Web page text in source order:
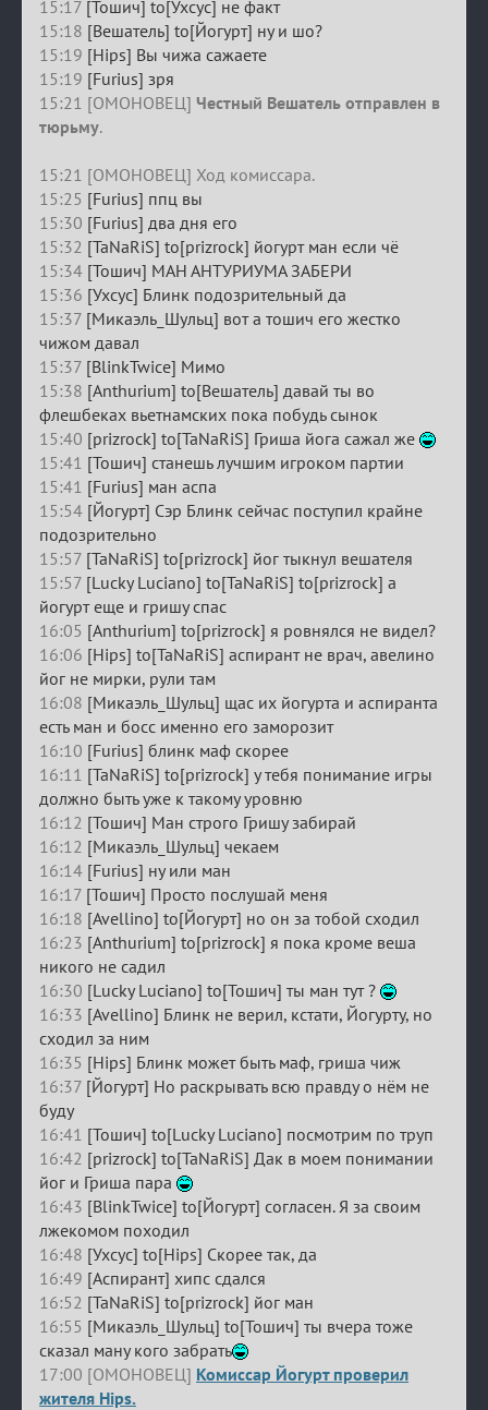
15:17 [Тошич] to[Ухсус] не факт
15:18 [Вешатель] to[Йогурт] ну и шо?
15:19 [Hips] Вы чижа сажаете
15:19 [Furius] зря
15:21 [ОМОНОВЕЦ] Честный Вешатель отправлен в
тюрьму.
15:21 [ОМОНОВЕЦ] Ход комиссара.
15:25 [Furius] ппц вы
15:30 [Furius] два дня его
15:32 [TaNaRiS] to[prizrock] йогурт ман если чё
15:34 [Тошич] МАН АНТУРИУМА ЗАБЕРИ
15:36 [Ухсус] Блинк подозрительный да
15:37 [Микаэль_Шульц] вот а тошич его жестко
чижом давал
15:37 [BlinkTwice] Мимо
15:38 [Anthurium] to[Вешатель] давай ты во
флешбеках вьетнамских пока побудь сынок
15:40 [prizrock] to[TaNaRiS] Гриша йога сажал же
15:41 [Тошич] станешь лучшим игроком партии
15:41 [Furius] ман аспа
15:54 [Йогурт] Сэр Блинк сейчас поступил крайне
подозрительно
15:57 [TaNaRiS] to[prizrock] йог тыкнул вешателя
15:57 [Lucky Luciano] to[TaNaRiS] to[prizrock] а
йогурт еще и гришу спас
16:05 [Anthurium] to[prizrock] я ровнялся не видел?
16:06 [Hips] to[TaNaRiS] аспирант не врач, авелино
йог не мирки, рули там
16:08 [Микаэль_Шульц] щас их йогурта и аспиранта
есть ман и босс именно его заморозит
16:10 [Furius] блинк маф скорее
16:11 [TaNaRiS] to[prizrock] у тебя понимание игры
должно быть уже к такому уровню
16:12 [Тошич] Ман строго Гришу забирай
16:12 [Микаэль_Шульц] чекаем
16:14 [Furius] ну или ман
16:17 [Тошич] Просто послушай меня
16:18 [Avellino] to[Йогурт] но он за тобой сходил
16:23 [Anthurium] to[prizrock] я пока кроме веша
никого не садил
16:30 [Lucky Luciano] to[Тошич] ты ман тут ?
16:33 [Avellino] Блинк не верил, кстати, Йогурту, но
сходил за ним
16:35 [Hips] Блинк может быть маф, гриша чиж
16:37 [Йогурт] Но раскрывать всю правду о нём не
буду
16:41 [Тошич] to[Lucky Luciano] посмотрим по труп
16:42 [prizrock] to[TaNaRiS] Дак в моем понимании
йог и Гриша пара
16:43 [BlinkTwice] to[Йогурт] согласен. Я за своим
лжекомом походил
16:48 [Ухсус] to[Hips] Скорее так, да
16:49 [Аспирант] хипс сдался
16:52 [TaNaRiS] to[prizrock] йог ман
16:55 [Микаэль_Шульц] to[Тошич] ты вчера тоже
сказал ману кого забрать
17:00 [ОМОНОВЕЦ] Комиссар Йогурт проверил
жителя Hips.